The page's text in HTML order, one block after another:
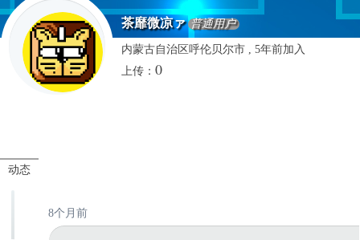
茶靡微凉ァ 普通用户
内蒙古自治区呼伦贝尔市 , 5年前加入
上传： 0
动态
8个月前